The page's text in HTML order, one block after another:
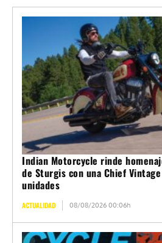
Indian Motorcycle rinde
de Sturgis con una Chief
unidades
ACTUALIDAD 08/08/2026 00:06h